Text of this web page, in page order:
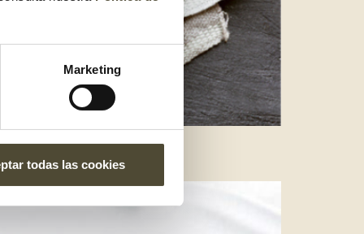
Marketing
todas las cookies